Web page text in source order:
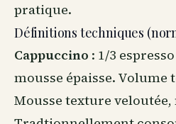
pratique.
Définitions techniques
Cappuccino : 1/3
mousse épaisse. Volume
Mousse texture